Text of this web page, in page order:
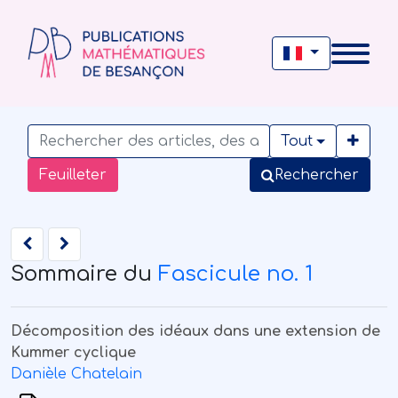
Feuilleter
Tout
Rechercher
Sommaire du Fascicule no. 1
Décomposition des idéaux dans une extension de
Kummer cyclique
Danièle Chatelain